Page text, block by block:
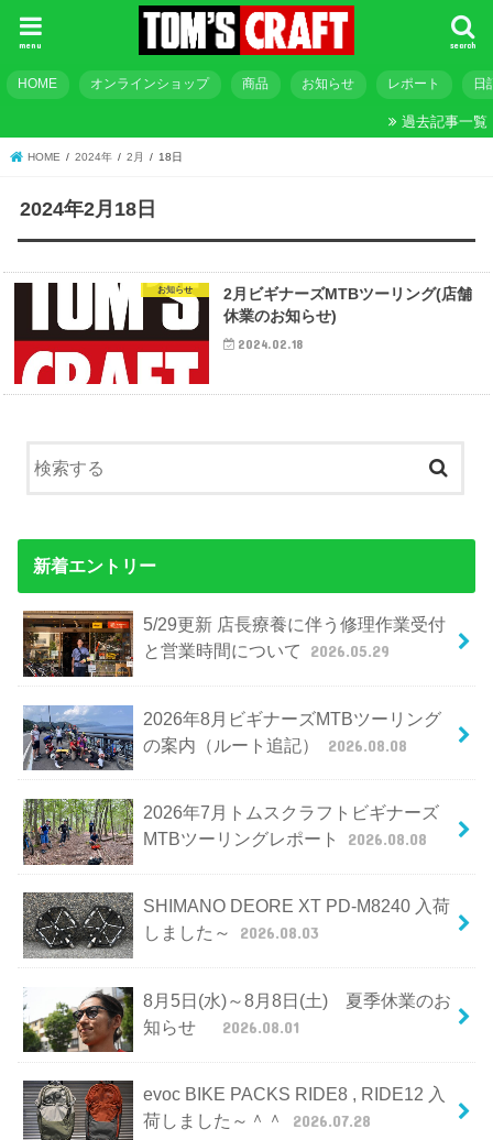
search
menu
HOME オンラインショップ 商品 お知らせ レポート 日
過去記事一覧
HOME 2024年 2月 18日
2024年2月18日
お知らせ
2月ビギナーズMTBツーリング(店舗
休業のお知らせ)
2024.02.18
新着エントリー
5/29更新 店長療養に伴う修理作業受付
と営業時間について
2026.05.29
2026年8月ビギナーズMTBツーリング
の案内（ルート追記）
2026.08.08
2026年7月トムスクラフトビギナーズ
MTBツーリングレポート
2026.08.08
SHIMANO DEORE XT PD-M8240 入荷
しました～
2026.08.03
8月5日(水)～8月8日(土) 夏季休業のお
知らせ
2026.08.01
evoc BIKE PACKS RIDE8 , RIDE12 入
荷しました～＾＾
2026.07.28